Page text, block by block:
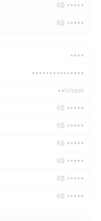
R$ •••••
R$ •••••
••••
•••••••••••••••
••h/sem
R$ •••••
R$ •••••
R$ •••••
R$ •••••
R$ •••••
R$ •••••